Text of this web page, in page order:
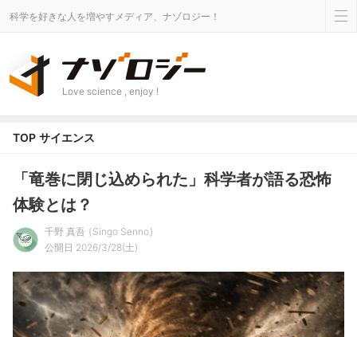
科学を好きな人を増やすメディア、ナゾロジー！
Love science , enjoy !
TOP サイエンス
「竜巻に閉じ込められた」科学者が語る恐怖
体験とは？
千野 真吾
Singo Senno
公開日 2026/3/28(土)